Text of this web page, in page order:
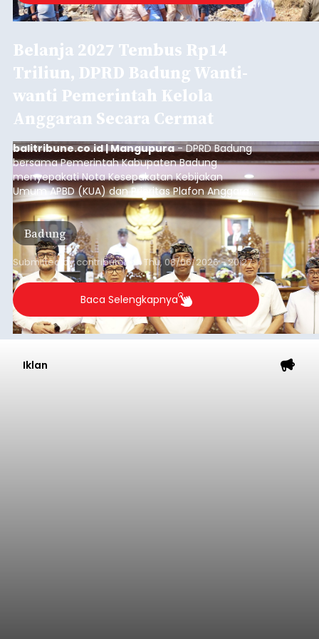
Belanja 2027 Tembus Rp14
Triliun, DPRD Badung Wanti-
wanti Pemerintah Kelola
Anggaran Secara Cermat
balitribune.co.id | Mangupura- DPRD Badung
bersama Pemerintah Kabupaten Badung
menyepakati Nota Kesepakatan Kebijakan
Umum APBD (KUA) dan Prioritas Plafon Anggaran
Sementara (PPAS) Tahun Anggaran 2027 dalam
rapat paripurna yang digelar di Gedung DPRD
Badung, Kamis (6/8/2026).
Badung
Submitted bycontributor onThu, 08/06/2026 - 20:27
Baca Selengkapnya
Iklan